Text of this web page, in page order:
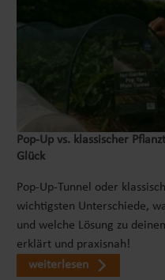
Pop‑Up vs. klassischer
Glück
Pop-Up-Tunnel oder
wichtigsten Unterschiede,
und welche Lösung zu
erklärt und praxisnah!
weiterlesen